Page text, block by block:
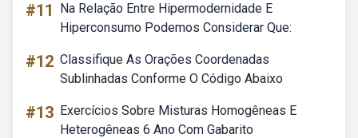
#11
Na Relação Entre Hipermodernidade E
Hiperconsumo Podemos Considerar Que:
#12 Classifique As Orações Coordenadas
Sublinhadas Conforme O Código Abaixo
#13 Exercícios Sobre Misturas Homogêneas E
Heterogêneas 6 Ano Com Gabarito